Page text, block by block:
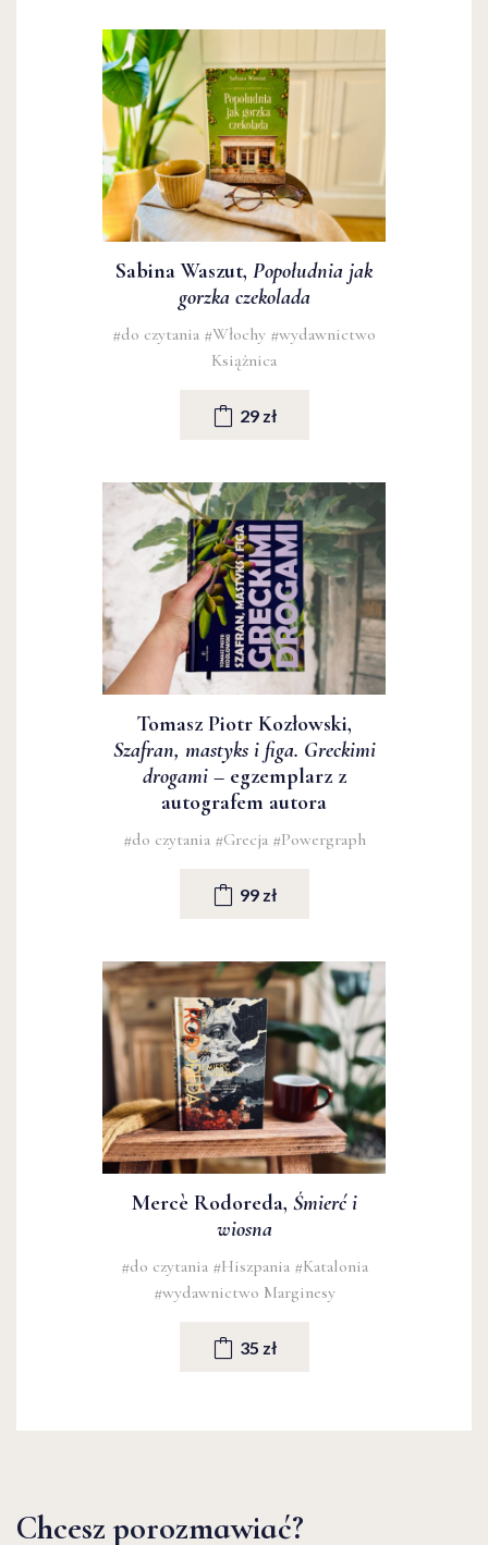
Sabina Waszut, Popołudnia jak
gorzka czekolada
#do czytania #Włochy #wydawnictwo
Książnica
29 zł
Tomasz Piotr Kozłowski,
Szafran, mastyks i figa. Greckimi
drogami– egzemplarz z
autografem autora
#do czytania #Grecja #Powergraph
99 zł
Mercè Rodoreda, Śmierć i
wiosna
#do czytania #Hiszpania #Katalonia
#wydawnictwo Marginesy
35 zł
Chcesz porozmawiać?